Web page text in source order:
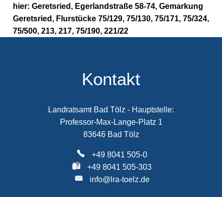
hier: Geretsried, Egerlandstraße 58-74, Gemarkung
Geretsried, Flurstücke 75/129, 75/130, 75/171, 75/324,
75/500, 213, 217, 75/190, 221/22
Kontakt
Landratsamt Bad Tölz - Hauptstelle:
Professor-Max-Lange-Platz 1
83646 Bad Tölz
+49 8041 505-0
+49 8041 505-303
info@lra-toelz.de